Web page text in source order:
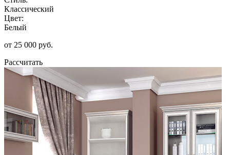
Классический
Цвет:
Белый
от 25 000 руб.
Рассчитать